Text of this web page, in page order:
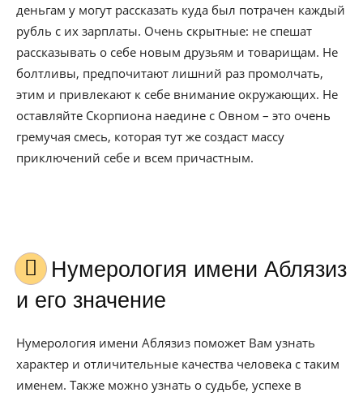
деньгам у могут рассказать куда был потрачен каждый
рубль с их зарплаты. Очень скрытные: не спешат
рассказывать о себе новым друзьям и товарищам. Не
болтливы, предпочитают лишний раз промолчать,
этим и привлекают к себе внимание окружающих. Не
оставляйте Скорпиона наедине с Овном – это очень
гремучая смесь, которая тут же создаст массу
приключений себе и всем причастным.
Нумерология имени Аблязиз
и его значение
Нумерология имени Аблязиз поможет Вам узнать
характер и отличительные качества человека с таким
именем. Также можно узнать о судьбе, успехе в